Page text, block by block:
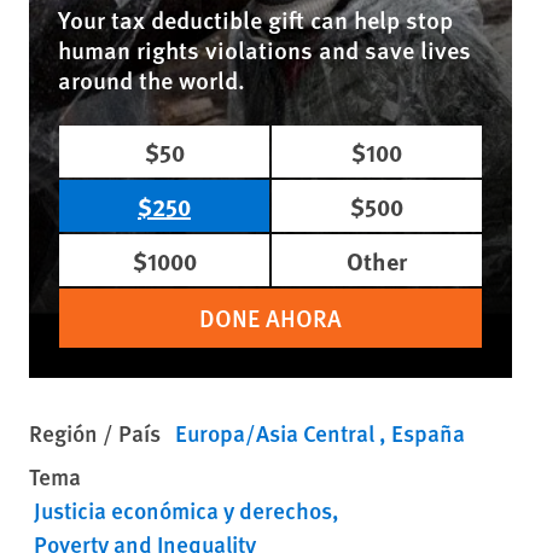
Your tax deductible gift can help stop
human rights violations and save lives
around the world.
$50
$100
$250
$500
$1000
Other
DONE AHORA
Región / País Europa/Asia Central España
Tema
Justicia económica y derechos
Poverty and Inequality